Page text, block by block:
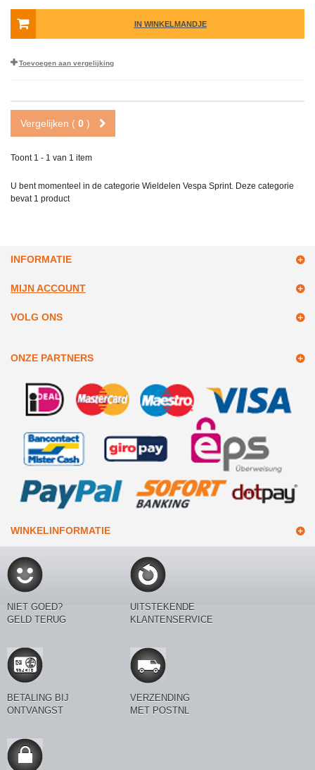
IN WINKELMANDJE
Toevoegen aan vergelijking
Vergelijken ( 0 )
Toont 1 - 1 van 1 item
U bent momenteel in de categorie Wieldelen Vespa Sprint. Deze categorie
bevat 1 product
INFORMATIE
MIJN ACCOUNT
VOLG ONS
ONZE PARTNERS
WINKELINFORMATIE
NIET GOED?
GELD TERUG
UITSTEKENDE
KLANTENSERVICE
BETALING BIJ
ONTVANGST
VERZENDING
MET POSTNL